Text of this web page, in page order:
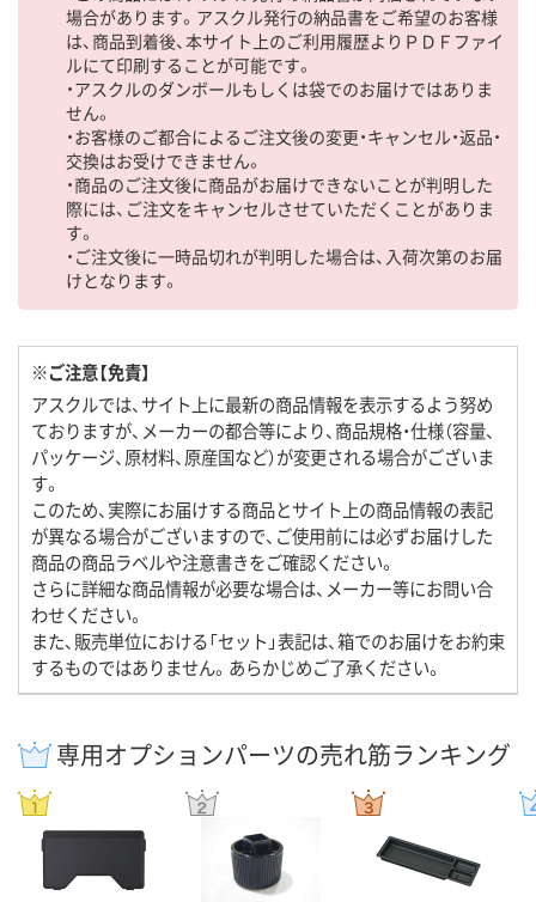
場合があります。アスクル発行の納品書をご希望のお客様
は、商品到着後、本サイト上のご利用履歴よりＰＤＦファイ
ルにて印刷することが可能です。
・アスクルのダンボールもしくは袋でのお届けではありま
せん。
・お客様のご都合によるご注文後の変更・キャンセル・返品・
交換はお受けできません。
・商品のご注文後に商品がお届けできないことが判明した
際には、ご注文をキャンセルさせていただくことがありま
す。
・ご注文後に一時品切れが判明した場合は、入荷次第のお届
けとなります。
※ご注意【免責】
アスクルでは、サイト上に最新の商品情報を表示するよう努め
ておりますが、メーカーの都合等により、商品規格・仕様（容量、
パッケージ、原材料、原産国など）が変更される場合がございま
す。
このため、実際にお届けする商品とサイト上の商品情報の表記
が異なる場合がございますので、ご使用前には必ずお届けした
商品の商品ラベルや注意書きをご確認ください。
さらに詳細な商品情報が必要な場合は、メーカー等にお問い合
わせください。
また、販売単位における「セット」表記は、箱でのお届けをお約束
するものではありません。あらかじめご了承ください。
専用オプションパーツの売れ筋ランキング